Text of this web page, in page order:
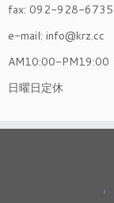
fax: 092-928-6735
e-mail: info@krz.cc
AM10:00-PM19:00
日曜日定休